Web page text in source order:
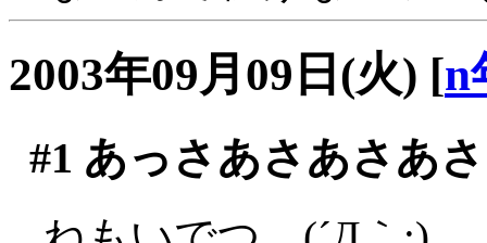
2003年09月09日(火) [n
#1 あっさあさあさあ